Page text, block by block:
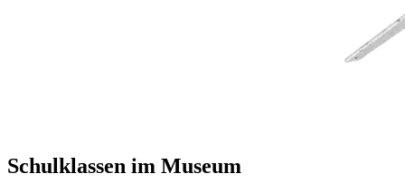
Schulklassen im Museum